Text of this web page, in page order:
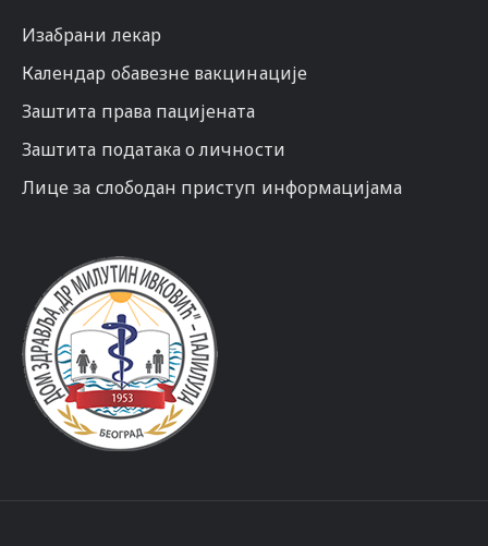
Изабрани лекар
Календар обавезне вакцинације
Заштита права пацијената
Заштита података о личности
Лице за слободан приступ информацијама